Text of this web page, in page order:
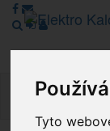
Tyto